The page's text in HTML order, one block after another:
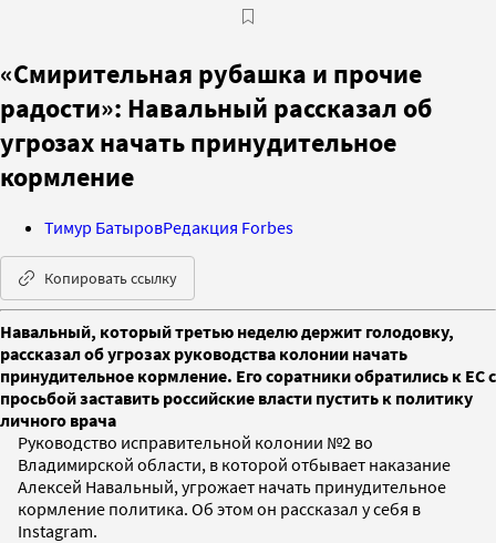
«Смирительная рубашка и прочие
радости»: Навальный рассказал об
угрозах начать принудительное
кормление
Тимур БатыровРедакция Forbes
Копировать ссылку
Навальный, который третью неделю держит голодовку,
рассказал об угрозах руководства колонии начать
принудительное кормление. Его соратники обратились к ЕС с
просьбой заставить российские власти пустить к политику
личного врача
Руководство исправительной колонии №2 во
Владимирской области, в которой отбывает наказание
Алексей Навальный, угрожает начать принудительное
кормление политика. Об этом он рассказал у себя в
Instagram.